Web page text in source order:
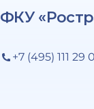
ФКУ
+7 (495) 111 29